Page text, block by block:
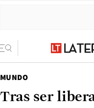
MUNDO
Tras ser